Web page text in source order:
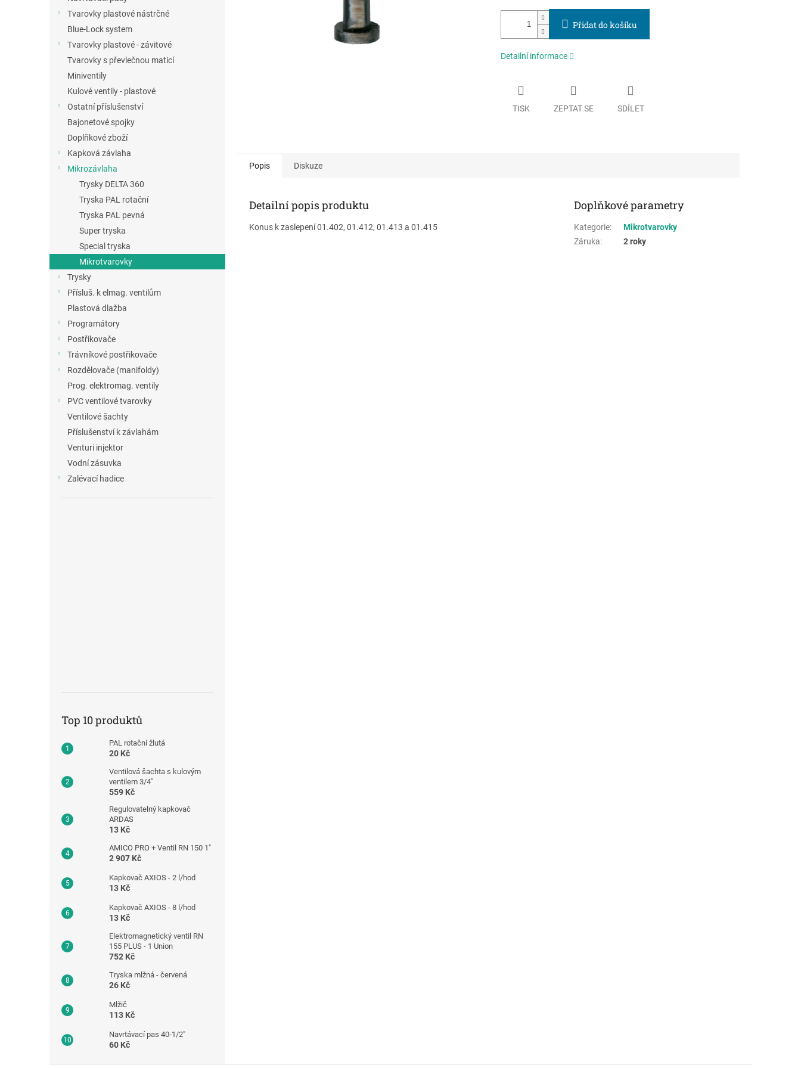
Tvarovky plastové nástrčné
Blue-Lock system
Tvarovky plastové - závitové
Tvarovky s převlečnou maticí
Miniventily
Kulové ventily - plastové
Ostatní příslušenství
Bajonetové spojky
Doplňkové zboží
Kapková závlaha
Mikrozávlaha
Trysky DELTA 360
Tryska PAL rotační
Tryska PAL pevná
Super tryska
Special tryska
Mikrotvarovky
Trysky
Přísluš. k elmag. ventilům
Plastová dlažba
Programátory
Postřikovače
Trávníkové postřikovače
Rozdělovače (manifoldy)
Prog. elektromag. ventily
PVC ventilové tvarovky
Ventilové šachty
Příslušenství k závlahám
Venturi injektor
Vodní zásuvka
Zalévací hadice
Top 10 produktů
PAL rotační žlutá
20 Kč
Ventilová šachta s kulovým
ventilem 3/4"
559 Kč
Regulovatelný kapkovač
ARDAS
13 Kč
AMICO PRO + Ventil RN 150 1"
2 907 Kč
Kapkovač AXIOS - 2 l/hod
13 Kč
Kapkovač AXIOS - 8 l/hod
13 Kč
Elektromagnetický ventil RN
155 PLUS - 1 Union
752 Kč
Tryska mlžná - červená
26 Kč
Mlžič
113 Kč
Navrtávací pas 40-1/2"
60 Kč
Přidat do košíku
Detailní informace
TISK ZEPTAT SE SDÍLET
Popis Diskuze
Detailní popis produktu
Konus k zaslepení 01.402, 01.412, 01.413 a 01.415
Doplňkové parametry
Kategorie:
Mikrotvarovky
Záruka: 2 roky